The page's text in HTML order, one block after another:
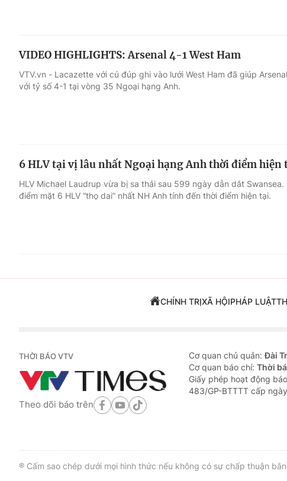
VIDEO HIGHLIGHTS: Arsenal 4-1 West Ham
VTV.vn - Lacazette với cú đúp ghi vào lưới West Ham đã giúp
với tỷ số 4-1 tại vòng 35 Ngoại hạng Anh.
6 HLV tại vị lâu nhất Ngoại hạng Anh thời điểm hiện
HLV Michael Laudrup vừa bị sa thải sau 599 ngày dẫn dắt
điểm mặt 6 HLV “thọ dai” nhất NH Anh tính đến thời điểm hiện tại.
CHÍNH TRỊXÃ HỘIPHÁP LUẬT
THỜI BÁO VTV
Theo dõi báo trên
Cơ quan chủ quản:Đài
Cơ quan báo chí: Thời
Giấy phép hoạt động
483/GP-BTTTT cấp
® Cấm sao chép dưới mọi hình thức nếu không có sự chấp thuận